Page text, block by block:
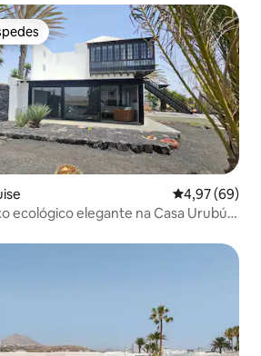
dos hóspedes
4,97 de uma
4,97 (69)
ecológico elegante na Casa Urubú